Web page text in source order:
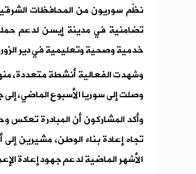
نظّم سوريون من المحافظات
تضامنية في مدينة إيسن لدعم
خدمية وصحية وتعليمية في دير
وشهدت الفعالية أنشطة متعددة،
وصلت إلى سوريا الأسبوع الماضي،
وأكد المشاركون أن المبادرة تعكس
تجاه إعادة بناء الوطن، مشيرين
الأشهر الماضية لدعم جهود إعادة